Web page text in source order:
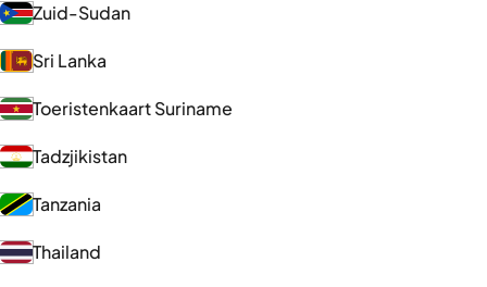
Zuid-Sudan
Sri Lanka
Toeristenkaart Suriname
Tadzjikistan
Tanzania
Thailand